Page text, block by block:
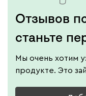
Отзывов
станьте
Мы очень хотим
продукте. Это